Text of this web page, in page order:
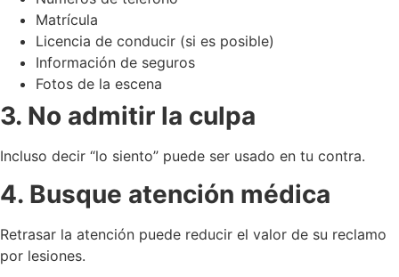
Matrícula
Licencia de conducir (si es posible)
Información de seguros
Fotos de la escena
3. No admitir la culpa
Incluso decir “lo siento” puede ser usado en tu contra.
4. Busque atención médica
Retrasar la atención puede reducir el valor de su reclamo
por lesiones.